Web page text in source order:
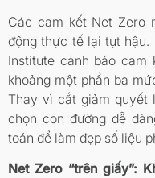
Các cam kết Net Zero
động thực tế lại tụt
Institute cảnh báo
khoảng một phần ba
Thay vì cắt giảm quyết
chọn con đường dễ
toán để làm đẹp số liệu
Net Zero “trên giấy”: